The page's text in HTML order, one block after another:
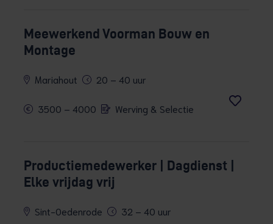
Meewerkend Voorman Bouw en
Montage
Mariahout 20 – 40 uur
3500 – 4000 Werving & Selectie
Productiemedewerker | Dagdienst |
Elke vrijdag vrij
Sint-Oedenrode 32 – 40 uur